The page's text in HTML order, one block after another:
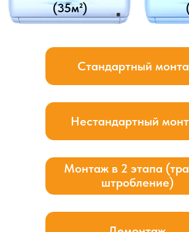
Сервисное обслуживание кондиционера (ТО) — это
комплекс мероприятий, направленных на поддержание
его работоспособности и эффективной работы системы
настройку оборудования и профилактику возможных
неисправностей, что помогает продлить срок службы
кондиционера и обеспечить стабильное качество его
проводят осмотр основных компонентов системы:
внешнего и внутреннего блоков, фильтров,
вентиляторов, теплообменников и дренажной системы.
Проверка позволяет выявить загрязнения, износ
негативно влиять на производительность кондиционера.
При необходимости выполняется очистка и ремонт